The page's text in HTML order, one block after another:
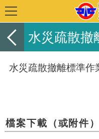
水災疏散撤
水災疏散撤離標準作
檔案下載（或附件）